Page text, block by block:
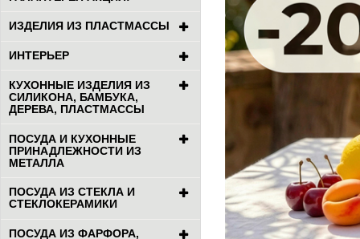
ИЗДЕЛИЯ ИЗ ПЛАСТМАССЫ
ИНТЕРЬЕР
КУХОННЫЕ ИЗДЕЛИЯ ИЗ
СИЛИКОНА, БАМБУКА,
ДЕРЕВА, ПЛАСТМАССЫ
ПОСУДА И КУХОННЫЕ
ПРИНАДЛЕЖНОСТИ ИЗ
МЕТАЛЛА
ПОСУДА ИЗ СТЕКЛА И
СТЕКЛОКЕРАМИКИ
ПОСУДА ИЗ ФАРФОРА,